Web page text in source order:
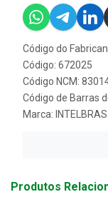
Código do
Código: 672025
Código NCM:
Código de Barras
Marca: INTELBRAS
Produtos